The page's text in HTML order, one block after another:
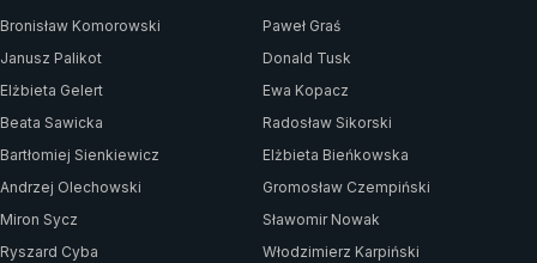
Bronisław Komorowski
Paweł Graś
Janusz Palikot
Donald Tusk
Elżbieta Gelert
Ewa Kopacz
Beata Sawicka
Radosław Sikorski
Bartłomiej Sienkiewicz
Elżbieta Bieńkowska
Andrzej Olechowski
Gromosław Czempiński
Miron Sycz
Sławomir Nowak
Ryszard Cyba
Włodzimierz Karpiński